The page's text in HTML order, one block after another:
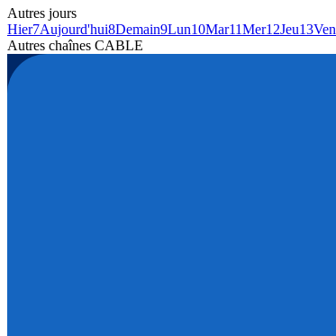
Autres jours
Hier7Aujourd'hui8Demain9Lun10Mar11Mer12Jeu13Ven
Autres chaînes CABLE